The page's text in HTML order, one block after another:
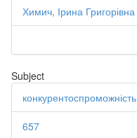
Химич, Ірина Григорівна
Subject
конкурентоспроможність
657